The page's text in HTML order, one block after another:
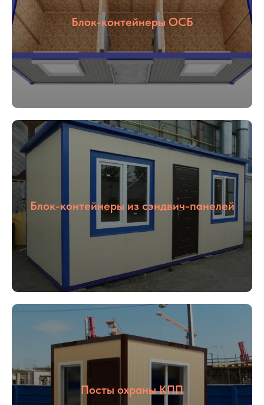
Блок-контейнеры ОСБ
Блок-контейнеры из сэндвич-панелей
Посты охраны КПП